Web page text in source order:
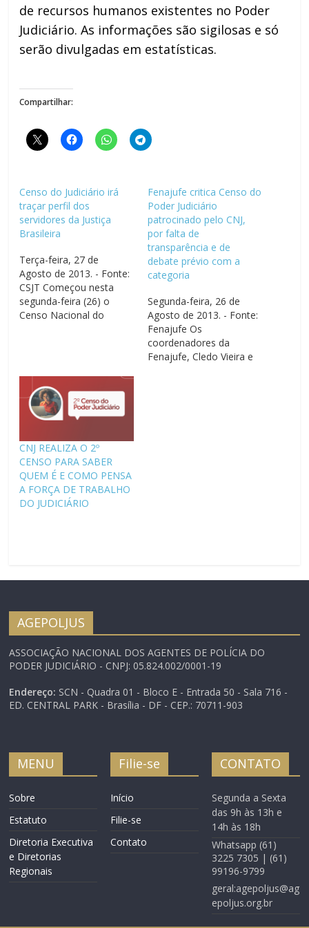
de recursos humanos existentes no Poder
Judiciário. As informações são sigilosas e só
serão divulgadas em estatísticas.
Compartilhar:
Censo do Judiciário irá
traçar perfil dos
servidores da Justiça
Brasileira
Terça-feira, 27 de
Agosto de 2013. - Fonte:
CSJT Começou nesta
segunda-feira (26) o
Censo Nacional do
Justiça (CNJ), o
levantamento deverá
traçar um perfil de todos
Brasileira por 45 dias.
Primeiramente, somente
os servidores…
Fenajufe critica Censo do
Poder Judiciário
patrocinado pelo CNJ,
por falta de
transparência e de
debate prévio com a
categoria
Segunda-feira, 26 de
Agosto de 2013. - Fonte:
Fenajufe Os
coordenadores da
Fenajufe, Cledo Vieira e
CNJ REALIZA O 2º
CENSO PARA SABER
QUEM É E COMO PENSA
A FORÇA DE TRABALHO
DO JUDICIÁRIO
AGEPOLJUS
ASSOCIAÇÃO NACIONAL DOS AGENTES DE POLÍCIA DO
PODER JUDICIÁRIO - CNPJ: 05.824.002/0001-19
Endereço: SCN - Quadra 01 - Bloco E - Entrada 50 - Sala 716 -
ED. CENTRAL PARK - Brasília - DF - CEP.: 70711-903
MENU
Sobre
Estatuto
Diretoria Executiva
e Diretorias
Regionais
Filie-se
Início
Filie-se
Contato
CONTATO
Segunda a Sexta
das 9h às 13h e
14h às 18h
Whatsapp (61)
3225 7305 | (61)
99196-9799
geral:agepoljus@ag
epoljus.org.br